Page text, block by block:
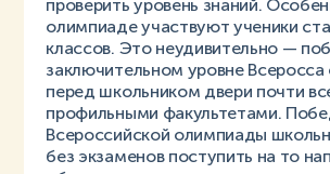
проверить уровень знаний.
олимпиаде участвуют ученики
классов. Это неудивительно —
заключительном уровне Всеросса
перед школьником двери почти
профильными факультетами.
Всероссийской олимпиады
без экзаменов поступить на то